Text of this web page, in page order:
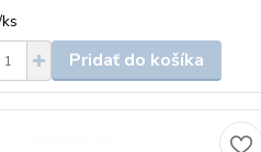
ks
Pridať do košíka